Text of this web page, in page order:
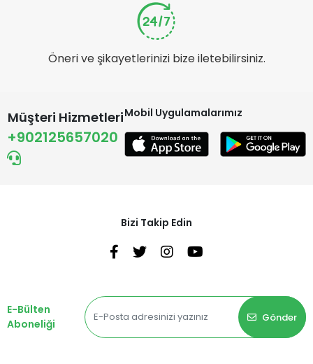
Öneri ve şikayetlerinizi bize iletebilirsiniz.
Müşteri Hizmetleri
+902125657020
Mobil Uygulamalarımız
Bizi Takip Edin
E-Bülten
Aboneliği
Gönder